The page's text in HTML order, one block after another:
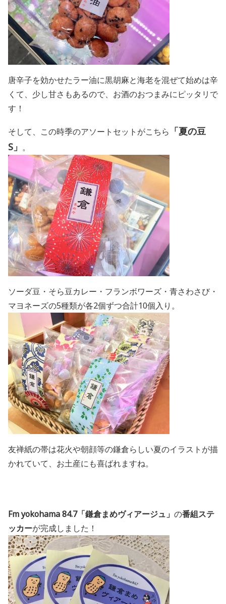
唐辛子を効かせたラー油に黒胡麻と海老を混ぜて始めは辛
くて、少し甘さもあるので、お酒のおつまみにピッタリで
す！
そして、この時季のアソートセットがこちら 「夏の豆
S」 。
ソーダ豆・そら豆カレー・フランボワーズ・青さわさび・
マヨネーズの5種類が各2個ずつ合計10個入り。
友禅紙の帯は花火や朝顔等の鎌倉らしい夏のイラストが描
かれていて、お土産にも喜ばれますね。
Fm yokohama 84.7「鎌倉まめヴィアージュ」 の番組ステ
ッカーが完成しました！